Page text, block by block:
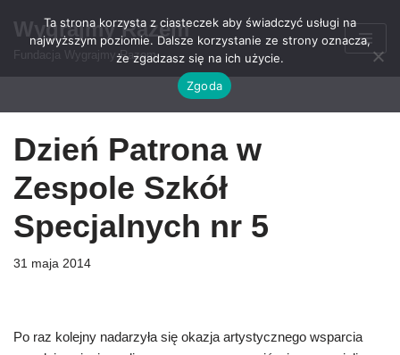
Przejdź
Wygrajmy Razem
Fundacja Wygrajmy Razem
Dzień Patrona w
Zespole Szkół
Specjalnych nr 5
31 maja 2014
Po raz kolejny nadarzyła się okazja artystycznego wsparcia
Ta strona korzysta z ciasteczek aby świadczyć usługi na
najwyższym poziomie. Dalsze korzystanie ze strony oznacza,
że zgadzasz się na ich użycie.
Zgoda